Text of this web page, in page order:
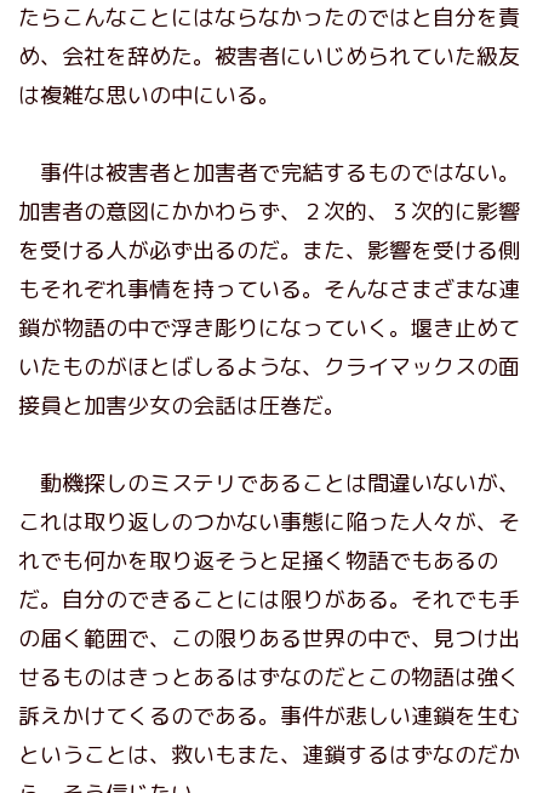
たらこんなことにはならなかったのではと自分を責
め、会社を辞めた。被害者にいじめられていた級友
は複雑な思いの中にいる。
事件は被害者と加害者で完結するものではない。
加害者の意図にかかわらず、２次的、３次的に影響
を受ける人が必ず出るのだ。また、影響を受ける側
もそれぞれ事情を持っている。そんなさまざまな連
鎖が物語の中で浮き彫りになっていく。堰き止めて
いたものがほとばしるような、クライマックスの面
接員と加害少女の会話は圧巻だ。
動機探しのミステリであることは間違いないが、
これは取り返しのつかない事態に陥った人々が、そ
れでも何かを取り返そうと足掻く物語でもあるの
だ。自分のできることには限りがある。それでも手
の届く範囲で、この限りある世界の中で、見つけ出
せるものはきっとあるはずなのだとこの物語は強く
訴えかけてくるのである。事件が悲しい連鎖を生む
ということは、救いもまた、連鎖するはずなのだか